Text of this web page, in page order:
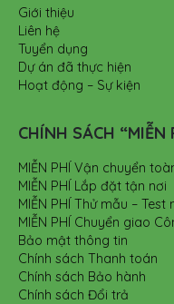
Giới thiệu
Liên hệ
Tuyển dụng
Dự án đã thực hiện
Hoạt động – Sự kiện
CHÍNH SÁCH “MIỄN
MIỄN PHÍ Vận chuyển
MIỄN PHÍ Lắp đặt tận nơi
MIỄN PHÍ Thử mẫu – Test
MIỄN PHÍ Chuyển giao
Bảo mật thông tin
Chính sách Thanh toán
Chính sách Bảo hành
Chính sách Đổi trả